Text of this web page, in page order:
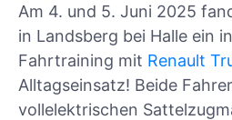
Am 4. und 5. Juni 2025
in Landsberg bei Halle ein
Fahrtraining mit Renault
Alltagseinsatz! Beide
vollelektrischen